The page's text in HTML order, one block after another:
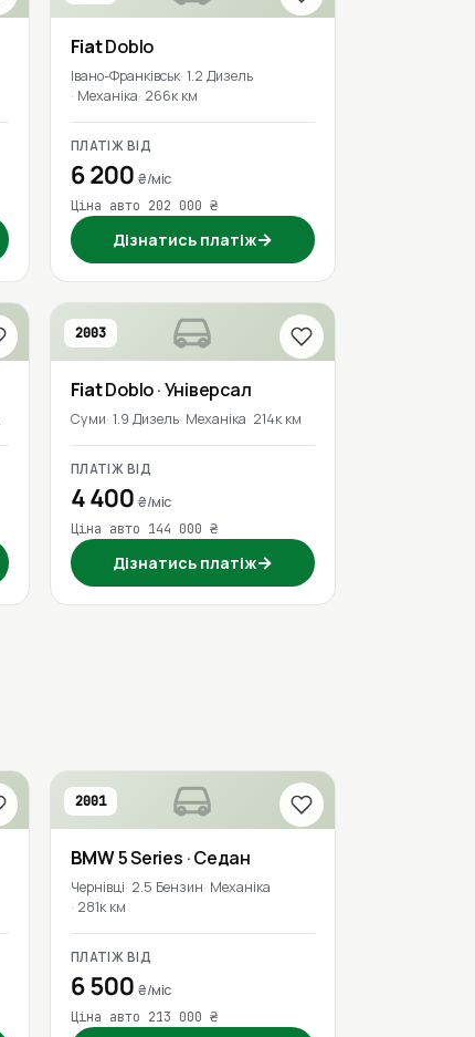
FiatDoblo
Івано-Франківськ 1.2 Дизель
Механіка 266к км
ПЛАТІЖ ВІД
6 200 ₴/міс
Ціна авто 202 000 ₴
Дізнатись платіж→
2003
FiatDoblo· Універсал
Суми 1.9 Дизель Механіка 214к км
ПЛАТІЖ ВІД
4 400 ₴/міс
Ціна авто 144 000 ₴
Дізнатись платіж→
2001
BMW5 Series · Седан
Чернівці 2.5 Бензин Механіка
281к км
ПЛАТІЖ ВІД
6 500 ₴/міс
Ціна авто 213 000 ₴